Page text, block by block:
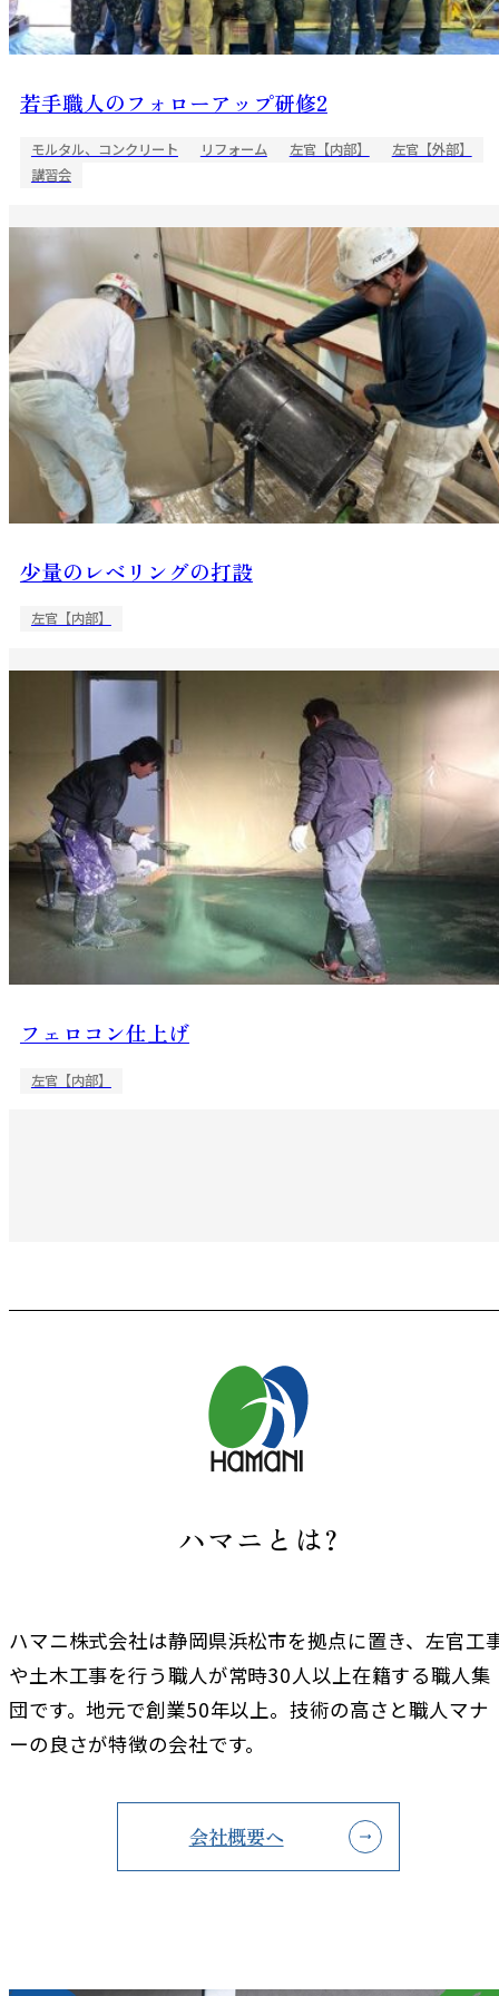
若手職人のフォローアップ研修2
モルタル、コンクリート リフォーム 左官【内部】
左官【外部】
講習会
少量のレベリングの打設
左官【内部】
フェロコン仕上げ
左官【内部】
ハマニとは?
ハマニ株式会社は静岡県浜松市を拠点に置き、左官工
や土木工事を行う職人が常時30人以上在籍する職人集
団です。地元で創業50年以上。技術の高さと職人マナ
ーの良さが特徴の会社です。
会社概要へ